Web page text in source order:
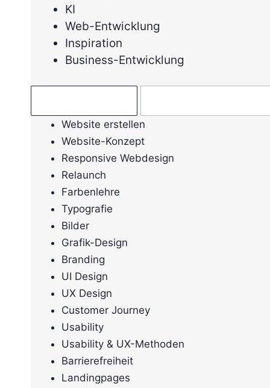
KI
Web-Entwicklung
Inspiration
Business-Entwicklung
Website erstellen
Website-Konzept
Responsive Webdesign
Relaunch
Farbenlehre
Typografie
Bilder
Grafik-Design
Branding
UI Design
UX Design
Customer Journey
Usability
Usability & UX-Methoden
Barrierefreiheit
Landingpages